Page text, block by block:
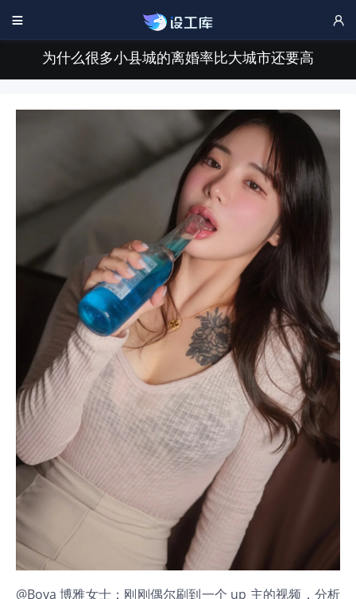
 
为什么很多小县城的离婚率比大城市还要高
@Boya 博雅女士：刚刚偶尔刷到一个 up 主的视频，分析